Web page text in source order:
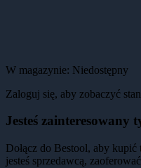
W magazynie: Niedostępny
Zaloguj się, aby zobaczyć
Jesteś zainteresowany
Dołącz do Bestool, aby kupić
jesteś sprzedawcą,